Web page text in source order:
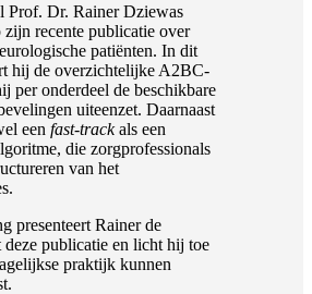
Prof. Dr. Rainer Dziewas
zijn recente publicatie over
patiënten. In dit
hij de overzichtelijke A2BC-
per onderdeel de beschikbare
uiteenzet. Daarnaast
eenfast-trackals een
die zorgprofessionals
van het
presenteert Rainer de
publicatie en licht hij toe
praktijk kunnen